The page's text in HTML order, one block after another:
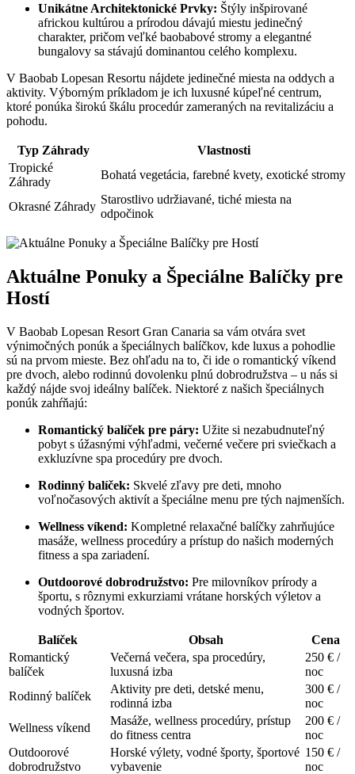
Unikátne Architektonické Prvky: Štýly inšpirované
africkou kultúrou a prírodou dávajú miestu jedinečný
charakter, pričom veľké baobabové stromy a elegantné
bungalovy sa stávajú dominantou celého komplexu.
V Baobab Lopesan Resortu nájdete jedinečné miesta na oddych a
aktivity. Výborným príkladom je ich luxusné kúpeľné centrum,
ktoré ponúka širokú škálu procedúr zameraných na revitalizáciu a
pohodu.
Typ Záhrady
Vlastnosti
Tropické
Záhrady
Bohatá vegetácia, farebné kvety, exotické stromy
Okrasné Záhrady
Starostlivo udržiavané, tiché miesta na
odpočinok
Aktuálne Ponuky a Špeciálne Balíčky pre
Hostí
V Baobab Lopesan Resort Gran Canaria sa vám otvára svet
výnimočných ponúk a špeciálnych balíčkov, kde luxus a pohodlie
sú na prvom mieste. Bez ohľadu na to, či ide o romantický víkend
pre dvoch, alebo rodinnú dovolenku plnú dobrodružstva – u nás si
každý nájde svoj ideálny balíček. Niektoré z našich špeciálnych
ponúk zahŕňajú:
Romantický balíček pre páry: Užite si nezabudnuteľný
pobyt s úžasnými výhľadmi, večerné večere pri sviečkach a
exkluzívne spa procedúry pre dvoch.
Rodinný balíček: Skvelé zľavy pre deti, mnoho
voľnočasových aktivít a špeciálne menu pre tých najmenších.
Wellness víkend: Kompletné relaxačné balíčky zahrňujúce
masáže, wellness procedúry a prístup do našich moderných
fitness a spa zariadení.
Outdoorové dobrodružstvo: Pre milovníkov prírody a
športu, s rôznymi exkurziami vrátane horských výletov a
vodných športov.
Balíček Obsah
Cena
Romantický
balíček
Večerná večera, spa procedúry,
luxusná izba
250 € /
noc
Rodinný balíček
Aktivity pre deti, detské menu,
rodinná izba
300 € /
noc
Wellness víkend
Masáže, wellness procedúry, prístup
do fitness centra
200 € /
noc
Outdoorové
dobrodružstvo
Horské výlety, vodné športy, športové
vybavenie
150 € /
noc